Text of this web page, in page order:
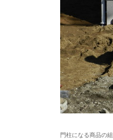
門柱になる商品の